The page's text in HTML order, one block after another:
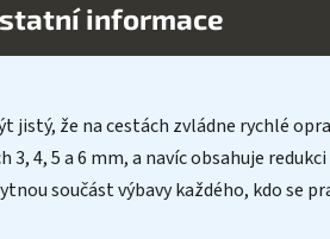
informace
že na cestách zvládne rychlé
4, 5 a 6 mm, a navíc obsahuje
součást výbavy každého, kdo se